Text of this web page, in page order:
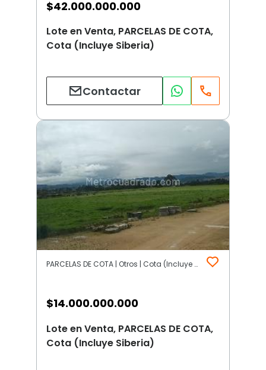
$42.000.000.000
Lote en Venta, PARCELAS DE COTA,
Cota (Incluye Siberia)
Contactar
PARCELAS DE COTA | Otros | Cota (Incluye Siberia)
$14.000.000.000
Lote en Venta, PARCELAS DE COTA,
Cota (Incluye Siberia)